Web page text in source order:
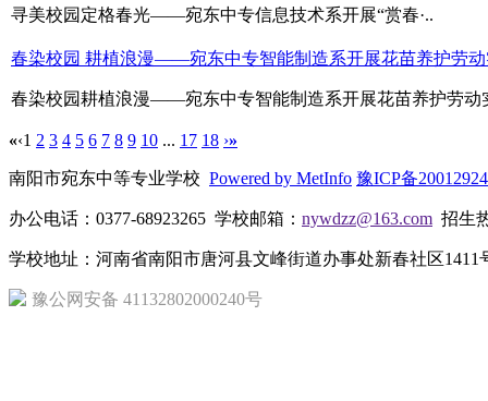
寻美校园定格春光——宛东中专信息技术系开展“赏春·..
春染校园 耕植浪漫——宛东中专智能制造系开展花苗养护劳
春染校园耕植浪漫——宛东中专智能制造系开展花苗养护劳动
«‹1 2 3 4 5 6 7 8 9 10 ... 17 18 ›»
南阳市宛东中等专业学校 Powered by MetInfo 豫ICP备
办公电话：0377-68923265 学校邮箱： nywdzz@163.com 招生
学校地址：河南省南阳市唐河县文峰街道办事处新春社区1411
豫公网安备 41132802000240号